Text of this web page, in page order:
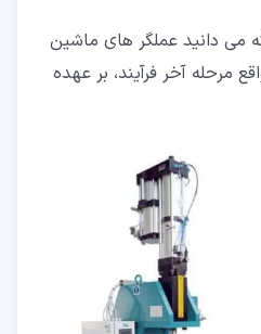
می دانید عملگر های ماشین
مرحله آخر فرآیند، بر عهده